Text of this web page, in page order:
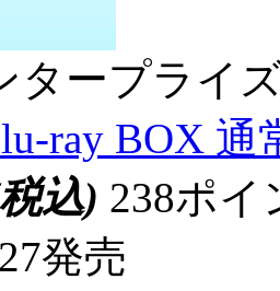
タープライ
ray BOX 通
込) 238ポ
発売